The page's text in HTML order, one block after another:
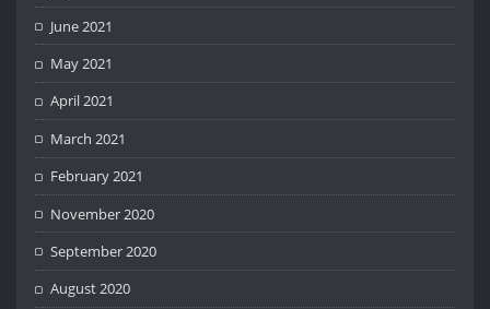
June 2021
May 2021
April 2021
March 2021
February 2021
November 2020
September 2020
August 2020